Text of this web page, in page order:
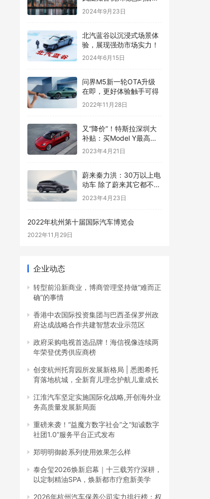
欢迎品鉴！
2024年9月23日
​北汽蓝谷以沉浸式场景体
验，展现强劲市场实力！
2024年6月15日
问界M5新一轮OTA升级
在即，更好体验触手可得
2022年11月28日
又“降价”！特斯拉深圳大
补贴：买Model Y最高可
领1.2万
2023年4月21日
蔚来秦力洪：30万以上电
动车 除了蔚来其它都不符
合技术发展趋势
2023年4月23日
2022年杭州第十届国际汽车博览会
2022年11月29日
企业动态
转型前沿新商业，博商管理坚持做“难而正
确”的事情
香港中农国际投资集团与巴西圣保罗州政
府达成战略合作共建智慧农业示范区
政府采购电视首选品牌！海信视像连续两
年荣登优秀供应商榜
创变杭州托育园所发展新格局 | 悉图希托
育落地杭城，全新育儿理念护航儿童成长
江淮汽车坚定实施国际化战略,开创海外业
务高质量发展新局面
重磅来袭！“益魔方数字社会”之“知诚数字
社团1.0”服务平台正式发布
郑明明御龄系列使用效果怎么样
泰合玺2026焕新启幕｜十三载芳疗深耕，
以定制精油SPA，焕新都市疗愈新美学
2026年杭州汽车保养公司实力排行榜：权